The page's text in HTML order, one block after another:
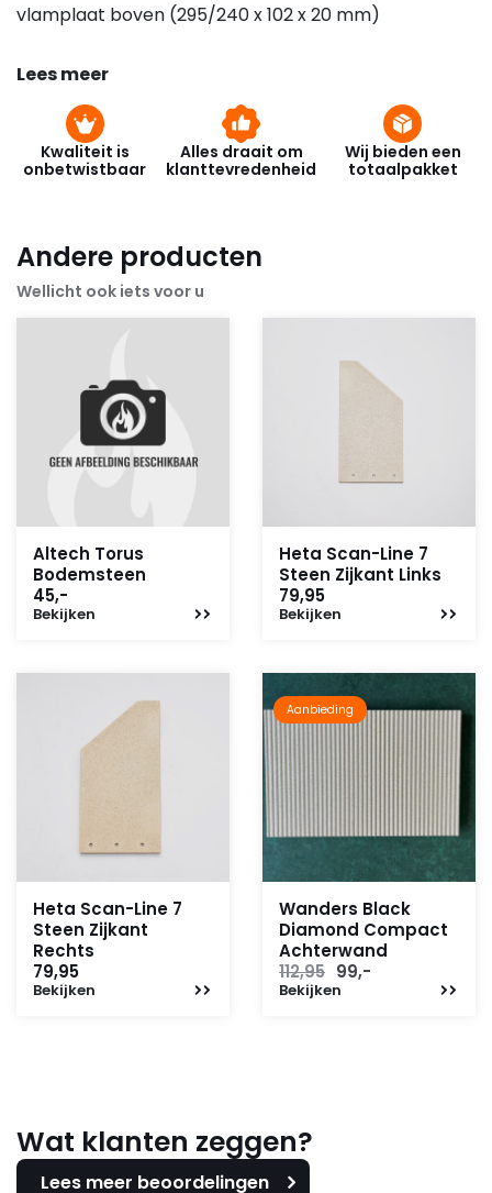
vlamplaat boven (295/240 x 102 x 20 mm)
Lees meer
Kwaliteit is
onbetwistbaar
Alles draait om
klanttevredenheid
Wij bieden een
totaalpakket
Andere producten
Wellicht ook iets voor u
Altech Torus
Bodemsteen
45,-
Bekijken
Heta Scan-Line 7
Steen Zijkant Links
79,95
Bekijken
Heta Scan-Line 7
Steen Zijkant
Rechts
79,95
Bekijken
Aanbieding
Wanders Black
Diamond Compact
Achterwand
112,95 Oorspronkelijke
prijs
99,-
Bekijken
Wat klanten zeggen?
Lees meer beoordelingen